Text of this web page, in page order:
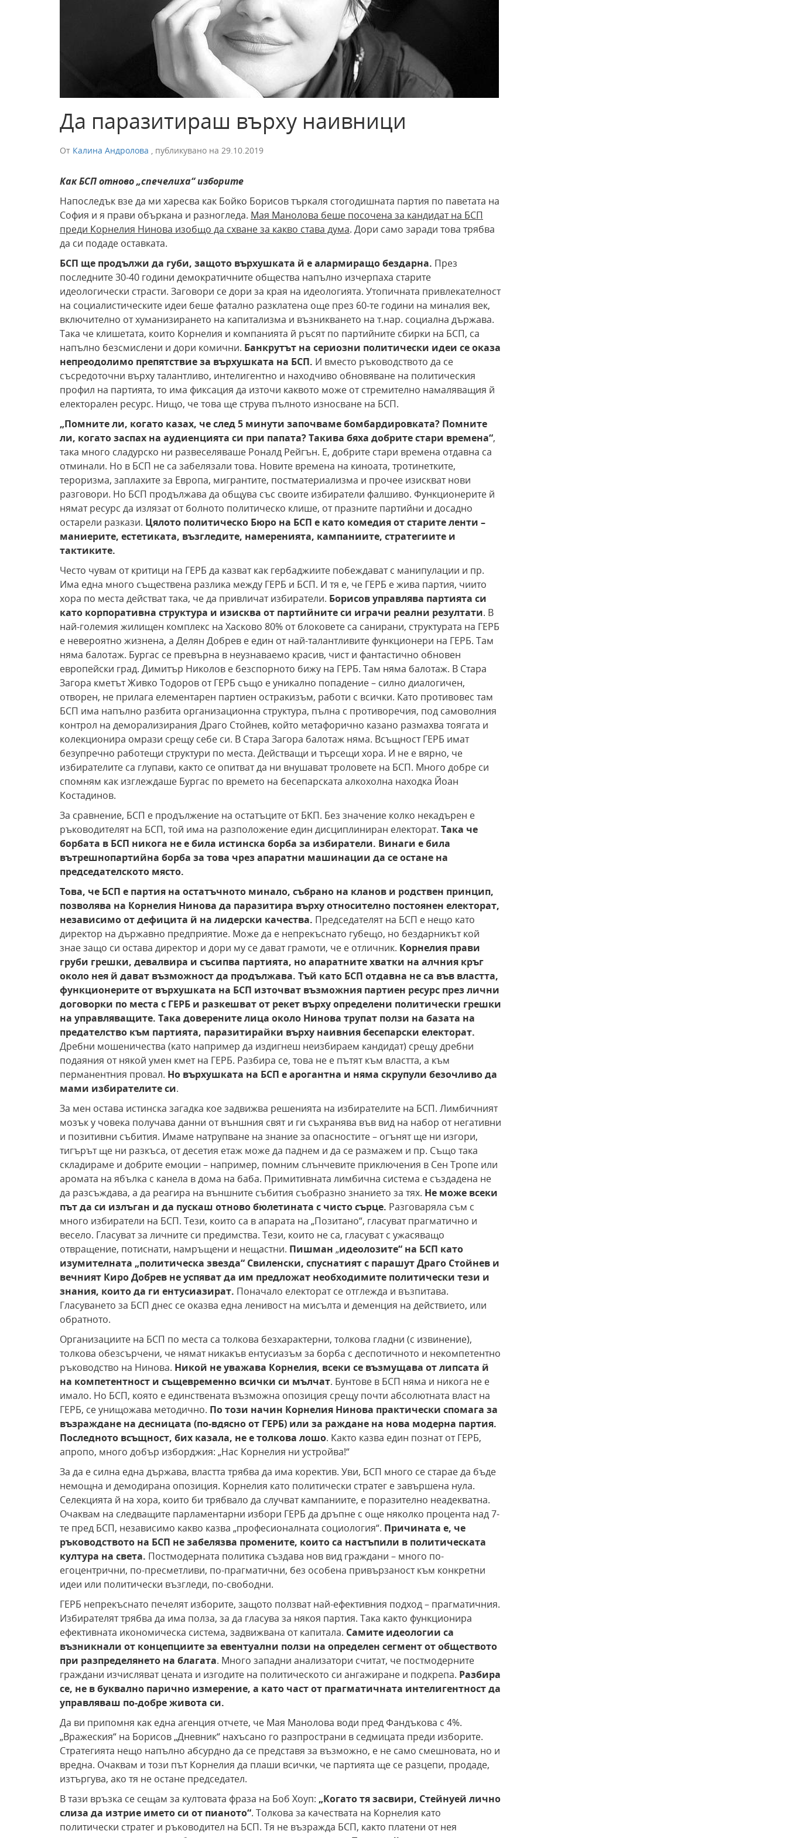
Да паразитираш върху наивници
От Калина Андролова , публикувано на 29.10.2019
Как БСП отново „спечелиха“ изборите
Напоследък взе да ми харесва как Бойко Борисов търкаля стогодишната партия по паветата на
София и я прави объркана и разногледа. Мая Манолова беше посочена за кандидат на БСП
преди Корнелия Нинова изобщо да схване за какво става дума. Дори само заради това трябва
да си подаде оставката.
БСП ще продължи да губи, защото върхушката й е алармиращо бездарна. През
последните 30-40 години демократичните общества напълно изчерпаха старите
идеологически страсти. Заговори се дори за края на идеологията. Утопичната привлекателност
на социалистическите идеи беше фатално разклатена още през 60-те години на миналия век,
включително от хуманизирането на капитализма и възникването на т.нар. социална държава.
Така че клишетата, които Корнелия и компанията й ръсят по партийните сбирки на БСП, са
напълно безсмислени и дори комични. Банкрутът на сериозни политически идеи се оказа
непреодолимо препятствие за върхушката на БСП. И вместо ръководството да се
съсредоточни върху талантливо, интелигентно и находчиво обновяване на политическия
профил на партията, то има фиксация да източи каквото може от стремително намаляващия й
електорален ресурс. Нищо, че това ще струва пълното износване на БСП.
„Помните ли, когато казах, че след 5 минути започваме бомбардировката? Помните
ли, когато заспах на аудиенцията си при папата? Такива бяха добрите стари времена“,
така много сладурско ни развеселяваше Роналд Рейгън. Е, добрите стари времена отдавна са
отминали. Но в БСП не са забелязали това. Новите времена на киноата, тротинетките,
тероризма, заплахите за Европа, мигрантите, постматериализма и прочее изискват нови
разговори. Но БСП продължава да общува със своите избиратели фалшиво. Функционерите й
нямат ресурс да излязат от болното политическо клише, от празните партийни и досадно
остарели разкази. Цялото политическо Бюро на БСП е като комедия от старите ленти –
маниерите, естетиката, възгледите, намеренията, кампаниите, стратегиите и
тактиките.
Често чувам от критици на ГЕРБ да казват как гербаджиите побеждават с манипулации и пр.
Има една много съществена разлика между ГЕРБ и БСП. И тя е, че ГЕРБ е жива партия, чиито
хора по места действат така, че да привличат избиратели. Борисов управлява партията си
като корпоративна структура и изисква от партийните си играчи реални резултати. В
най-големия жилищен комплекс на Хасково 80% от блоковете са санирани, структурата на ГЕРБ
е невероятно жизнена, а Делян Добрев е един от най-талантливите функционери на ГЕРБ. Там
няма балотаж. Бургас се превърна в неузнаваемо красив, чист и фантастично обновен
европейски град. Димитър Николов е безспорното бижу на ГЕРБ. Там няма балотаж. В Стара
Загора кметът Живко Тодоров от ГЕРБ също е уникално попадение – силно диалогичен,
отворен, не прилага елементарен партиен остракизъм, работи с всички. Като противовес там
БСП има напълно разбита организационна структура, пълна с противоречия, под самоволния
контрол на деморализирания Драго Стойнев, който метафорично казано размахва тоягата и
колекционира омрази срещу себе си. В Стара Загора балотаж няма. Всъщност ГЕРБ имат
безупречно работещи структури по места. Действащи и търсещи хора. И не е вярно, че
избирателите са глупави, както се опитват да ни внушават троловете на БСП. Много добре си
спомням как изглеждаше Бургас по времето на бесепарската алкохолна находка Йоан
Костадинов.
За сравнение, БСП е продължение на остатъците от БКП. Без значение колко некадърен е
ръководителят на БСП, той има на разположение един дисциплиниран електорат. Така че
борбата в БСП никога не е била истинска борба за избиратели. Винаги е била
вътрешнопартийна борба за това чрез апаратни машинации да се остане на
председателското място.
Това, че БСП е партия на остатъчното минало, събрано на кланов и родствен принцип,
позволява на Корнелия Нинова да паразитира върху относително постоянен електорат,
независимо от дефицита й на лидерски качества. Председателят на БСП е нещо като
директор на държавно предприятие. Може да е непрекъснато губещо, но бездарникът кой
знае защо си остава директор и дори му се дават грамоти, че е отличник. Корнелия прави
груби грешки, девалвира и съсипва партията, но апаратните хватки на алчния кръг
около нея й дават възможност да продължава. Тъй като БСП отдавна не са във властта,
функционерите от върхушката на БСП източват възможния партиен ресурс през лични
договорки по места с ГЕРБ и разкешват от рекет върху определени политически грешки
на управляващите. Така доверените лица около Нинова трупат ползи на базата на
предателство към партията, паразитирайки върху наивния бесепарски електорат.
Дребни мошеничества (като например да издигнеш неизбираем кандидат) срещу дребни
подаяния от някой умен кмет на ГЕРБ. Разбира се, това не е пътят към властта, а към
перманентния провал. Но върхушката на БСП е арогантна и няма скрупули безочливо да
мами избирателите си.
За мен остава истинска загадка кое задвижва решенията на избирателите на БСП. Лимбичният
мозък у човека получава данни от външния свят и ги съхранява във вид на набор от негативни
и позитивни събития. Имаме натрупване на знание за опасностите – огънят ще ни изгори,
тигърът ще ни разкъса, от десетия етаж може да паднем и да се размажем и пр. Също така
складираме и добрите емоции – например, помним слънчевите приключения в Сен Тропе или
аромата на ябълка с канела в дома на баба. Примитивната лимбична система е създадена не
да разсъждава, а да реагира на външните събития съобразно знанието за тях. Не може всеки
път да си излъган и да пускаш отново бюлетината с чисто сърце. Разговаряла съм с
много избиратели на БСП. Тези, които са в апарата на „Позитано“, гласуват прагматично и
весело. Гласуват за личните си предимства. Тези, които не са, гласуват с ужасяващо
отвращение, потиснати, намръщени и нещастни. Пишман „идеолозите“ на БСП като
изумителната „политическа звезда“ Свиленски, спуснатият с парашут Драго Стойнев и
вечният Киро Добрев не успяват да им предложат необходимите политически тези и
знания, които да ги ентусиазират. Поначало електорат се отглежда и възпитава.
Гласуването за БСП днес се оказва една ленивост на мисълта и деменция на действието, или
обратното.
Организациите на БСП по места са толкова безхарактерни, толкова гладни (с извинение),
толкова обезсърчени, че нямат никакъв ентусиазъм за борба с деспотичното и некомпетентно
ръководство на Нинова. Никой не уважава Корнелия, всеки се възмущава от липсата й
на компетентност и същевременно всички си мълчат. Бунтове в БСП няма и никога не е
имало. Но БСП, която е единствената възможна опозиция срещу почти абсолютната власт на
ГЕРБ, се унищожава методично. По този начин Корнелия Нинова практически спомага за
възраждане на десницата (по-вдясно от ГЕРБ) или за раждане на нова модерна партия.
Последното всъщност, бих казала, не е толкова лошо. Както казва един познат от ГЕРБ,
апропо, много добър изборджия: „Нас Корнелия ни устройва!“
За да е силнa една държава, властта трябва да има коректив. Уви, БСП много се старае да бъде
немощна и демодирана опозиция. Корнелия като политически стратег е завършена нула.
Селекцията й на хора, които би трябвало да случват кампаниите, е поразително неадекватна.
Очаквам на следващите парламентарни избори ГЕРБ да дръпне с още няколко процента над 7-
те пред БСП, независимо какво казва „професионалната социология“. Причината е, че
ръководството на БСП не забелязва промените, които са настъпили в политическата
култура на света. Постмодерната политика създава нов вид граждани – много по-
егоцентрични, по-пресметливи, по-прагматични, без особена привързаност към конкретни
идеи или политически възгледи, по-свободни.
ГЕРБ непрекъснато печелят изборите, защото ползват най-ефективния подход – прагматичния.
Избирателят трябва да има полза, за да гласува за някоя партия. Така както функционира
ефективната икономическа система, задвижвана от капитала. Самите идеологии са
възникнали от концепциите за евентуални ползи на определен сегмент от обществото
при разпределянето на благата. Много западни анализатори считат, че постмодерните
граждани изчисляват цената и изгодите на политическото си ангажиране и подкрепа. Разбира
се, не в буквално парично измерение, а като част от прагматичната интелигентност да
управляваш по-добре живота си.
Да ви припомня как една агенция отчете, че Мая Манолова води пред Фандъкова с 4%.
„Вражеския“ на Борисов „Дневник“ нахъсано го разпространи в седмицата преди изборите.
Стратегията нещо напълно абсурдно да се представя за възможно, е не само смешновата, но и
вредна. Очаквам и този път Корнелия да плаши всички, че партията ще се разцепи, продаде,
изтъргува, ако тя не остане председател.
В тази връзка се сещам за култовата фраза на Боб Хоуп: „Когато тя засвири, Стейнуей лично
слиза да изтрие името си от пианото“. Толкова за качествата на Корнелия като
политически стратег и ръководител на БСП. Тя не възражда БСП, както платени от нея